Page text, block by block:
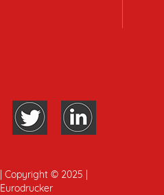
| Copyright © 2025 |
Eurodrucker